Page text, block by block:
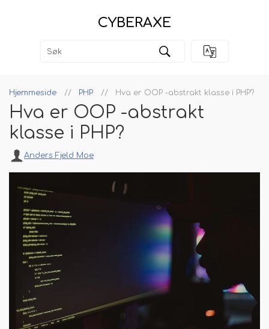
CYBERAXE
Hjemmeside PHP Hva er OOP -abstrakt klasse i PHP?
Hva er OOP -abstrakt
klasse i PHP?
Anders Fjeld Moe